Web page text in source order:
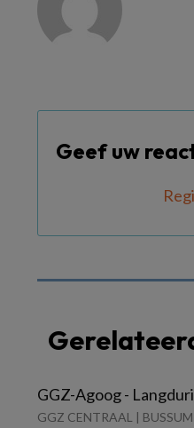
Geef uw
GGZ-Agoog -
GGZ CENTRAAL | BUSSUM